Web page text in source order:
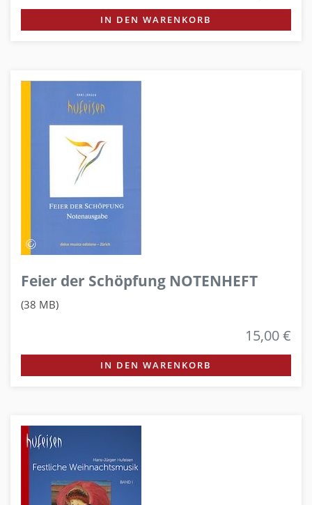
IN DEN WARENKORB
Feier der Schöpfung NOTENHEFT
(38 MB)
15,00 €
IN DEN WARENKORB